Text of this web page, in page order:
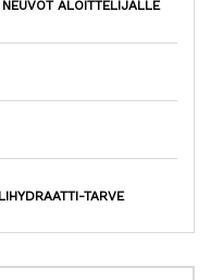
ALOITTELIJALLE
TARVE